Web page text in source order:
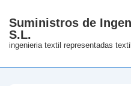
SkipSuministros de
S.L.
ingenieria textil representadas